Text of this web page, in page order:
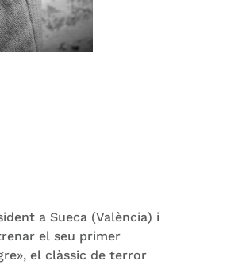
a Sueca (València) i
el seu primer
el clàssic de terror